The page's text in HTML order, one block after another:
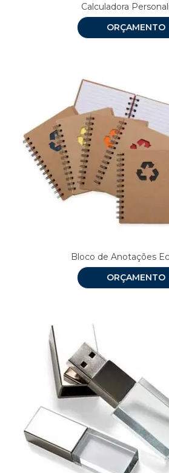
Calculadora
ORÇAMENTO
Bloco de Anotações
ORÇAMENTO